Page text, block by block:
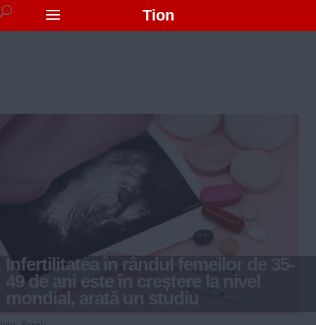
Tion
Infertilitatea în rândul femeilor de 35-
49 de ani este în creștere la nivel
mondial, arată un studiu